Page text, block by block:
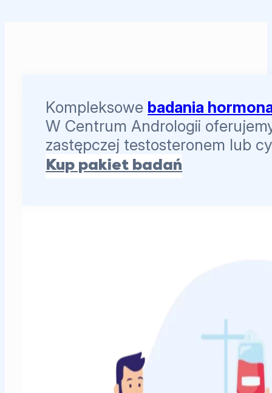
Kompleksowe badania
W Centrum Andrologii
zastępczej testosteronem lub
Kup pakiet badań